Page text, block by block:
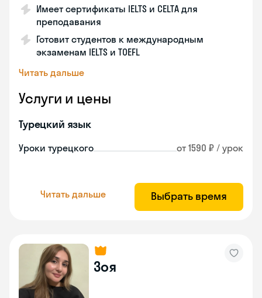
Имеет сертификаты IELTS и CELTA для
преподавания
Готовит студентов к международным
экзаменам IELTS и TOEFL
Читать дальше
Услуги и цены
Турецкий язык
Уроки турецкого от 1590 ₽ / урок
Читать дальше Выбрать время
Зоя